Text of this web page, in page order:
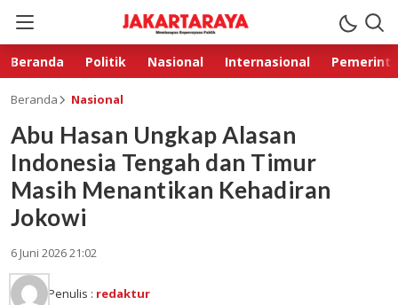
Beranda Politik Nasional Internasional
Beranda Nasional
Abu Hasan Ungkap Alasan
Indonesia Tengah dan Timur
Masih Menantikan Kehadiran
Jokowi
6 Juni 2026 21:02
Penulis : redaktur